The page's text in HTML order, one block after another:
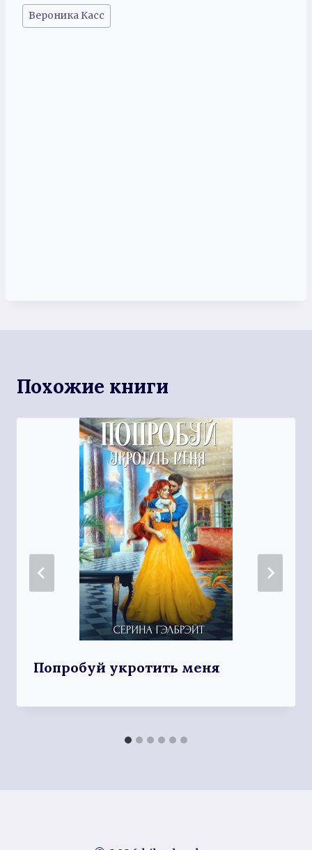
Метки
записи:
Вероника Касс
Похожие книги
Попробуй укротить меня